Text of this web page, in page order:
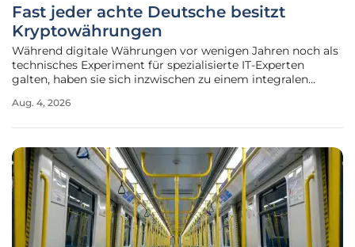
Fast jeder achte Deutsche besitzt
Kryptowährungen
Während digitale Währungen vor wenigen Jahren noch als
technisches Experiment für spezialisierte IT-Experten
galten, haben sie sich inzwischen zu einem integralen
Menschen in Deutschland entwickelt. Die jüngsten
Aug. 4, 2026